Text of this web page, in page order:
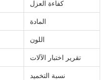
كفاءة العزل
المادة
اللون
تقرير اختبار الآلات
نسبة التخميد